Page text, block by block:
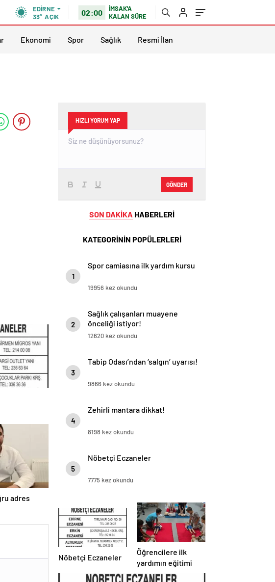
EDIRNE
33° AÇIK 02:00
İMSAK'A
KALAN SÜRE
Ekonomi Spor Sağlık Resmi İlan
adres
HIZLI YORUM YAP
GÖNDER
SON DAKİKA HABERLERİ
KATEGORİNİN POPÜLERLERİ
1
Spor camiasına ilk yardım kursu
19956 kez okundu
2
Sağlık çalışanları muayene
önceliği istiyor!
12620 kez okundu
3
Tabip Odası’ndan ‘salgın’ uyarısı!
9866 kez okundu
4
Zehirli mantara dikkat!
8198 kez okundu
5
Nöbetçi Eczaneler
7775 kez okundu
Nöbetçi Eczaneler
Öğrencilere ilk
yardımın eğitimi